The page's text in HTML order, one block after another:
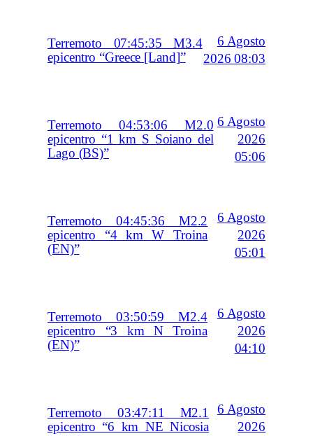
Terremoto 07:45:35 M3.4
epicentro “Greece [Land]”
6 Agosto
2026 08:03
Terremoto 04:53:06 M2.0
epicentro “1 km S Soiano del
Lago (BS)”
6 Agosto
2026
05:06
Terremoto 04:45:36 M2.2
epicentro “4 km W Troina
(EN)”
6 Agosto
2026
05:01
Terremoto 03:50:59 M2.4
epicentro “3 km N Troina
(EN)”
6 Agosto
2026
04:10
Terremoto 03:47:11 M2.1
epicentro “6 km NE Nicosia
6 Agosto
2026